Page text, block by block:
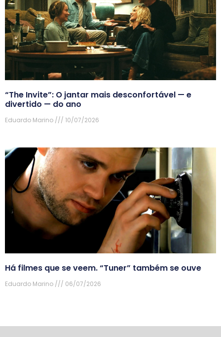
“The Invite”: O jantar mais desconfortável — e
divertido — do ano
Eduardo Marino 10/07/2026
Há filmes que se veem. “Tuner” também se ouve
Eduardo Marino 06/07/2026